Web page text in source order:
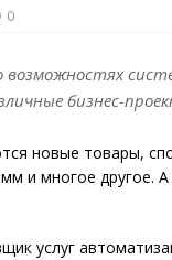
0
возможностях
бизнес-
новые товары,
и многое другое. А
услуг